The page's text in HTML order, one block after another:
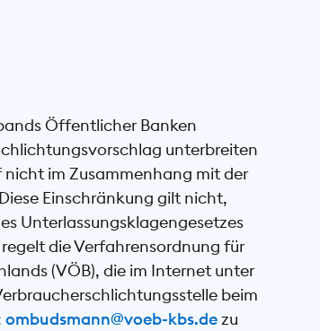
Öffentlicher Banken
unterbreiten
nicht im Zusammenhang mit der
Einschränkung gilt nicht,
Unterlassungsklagengesetzes
die Verfahrensordnung für
(VÖB), die im Internet unter
beim
ombudsmann@voeb-kbs.dezu